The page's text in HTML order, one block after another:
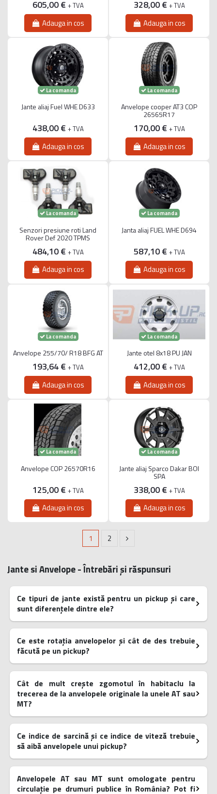
605,00 € + TVA
Adauga in cos
328,00 € + TVA
Adauga in cos
La comanda
Jante aliaj Fuel WHE D633
438,00 € + TVA
Adauga in cos
La comanda
Anvelope cooper AT3 COP
26565R17
170,00 € + TVA
Adauga in cos
La comanda
Senzori presiune roti Land
Rover Def 2020 TPMS
484,10 € + TVA
Adauga in cos
La comanda
Janta aliaj FUEL WHE D694
587,10 € + TVA
Adauga in cos
La comanda
Anvelope 255/70/ R18 BFG AT
193,64 € + TVA
Adauga in cos
La comanda
Jante otel 8x18 PU JAN
412,00 € + TVA
Adauga in cos
La comanda
Anvelope COP 26570R16
125,00 € + TVA
Adauga in cos
La comanda
Jante aliaj Sparco Dakar BOI
SPA
338,00 € + TVA
Adauga in cos
1 2
Jante si Anvelope - Întrebări și răspunsuri
Ce tipuri de jante există pentru un pickup și care
sunt diferențele dintre ele?
Ce este rotația anvelopelor și cât de des trebuie
făcută pe un pickup?
Cât de mult crește zgomotul în habitaclu la
trecerea de la anvelopele originale la unele AT sau
MT?
Ce indice de sarcină și ce indice de viteză trebuie
să aibă anvelopele unui pickup?
Anvelopele AT sau MT sunt omologate pentru
circulație pe drumuri publice în România? Pot fi